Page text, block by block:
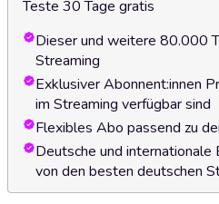
Teste 30 Tage gratis
Dieser und weitere 80.000
Streaming
Exklusiver Abonnent:innen
im Streaming verfügbar sind
Flexibles Abo passend zu
Deutsche und
von den besten deutschen